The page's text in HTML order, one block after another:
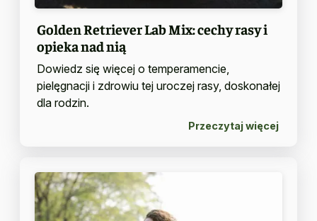
Golden Retriever Lab Mix: cechy rasy i
opieka nad nią
Dowiedz się więcej o temperamencie,
pielęgnacji i zdrowiu tej uroczej rasy, doskonałej
dla rodzin.
Przeczytaj więcej